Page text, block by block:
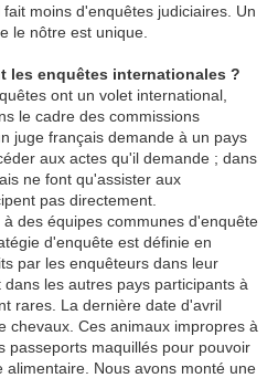
moins d'enquêtes judiciaires. Un
le nôtre est unique.
les enquêtes internationales ?
ont un volet international,
le cadre des commissions
juge français demande à un pays
aux actes qu'il demande ; dans
ne font qu'assister aux
pas directement.
des équipes communes d'enquête
d'enquête est définie en
par les enquêteurs dans leur
les autres pays participants à
rares. La dernière date d'avril
chevaux. Ces animaux impropres à
passeports maquillés pour pouvoir
alimentaire. Nous avons monté une